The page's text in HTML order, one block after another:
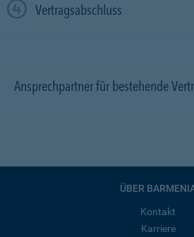
Vertragsabschluss
Ansprechpartner für bestehende
ÜBER
Kontakt
Karriere